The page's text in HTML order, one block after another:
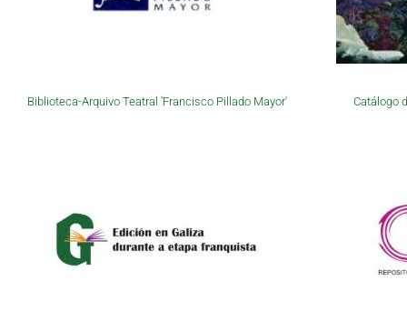
Biblioteca-Arquivo Teatral 'Francisco Pillado Mayor' Catálogo